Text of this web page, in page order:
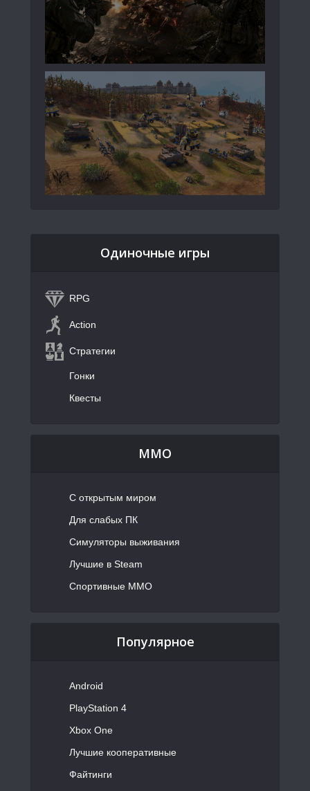
Одиночные игры
RPG
Action
Стратегии
Гонки
Квесты
MMO
С открытым миром
Для слабых ПК
Симуляторы выживания
Лучшие в Steam
Спортивные MMO
Популярное
Android
PlayStation 4
Xbox One
Лучшие кооперативные
Файтинги